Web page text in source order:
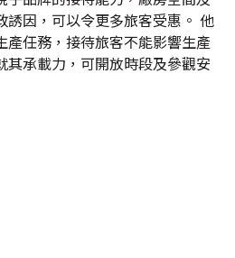
誘因，可以令更多旅客受惠。 他
產任務，接待旅客不能影響生產
其承載力，可開放時段及參觀安